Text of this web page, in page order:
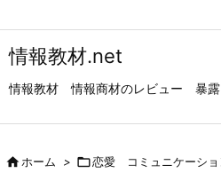
情報教材.net
情報教材 情報商材のレビュー 暴
ホーム > 恋愛 コミュニケーショ